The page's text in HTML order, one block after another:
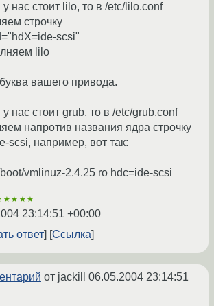
у нас стоит lilo, то в /etc/lilo.conf
строчку
scsi"
lilo
вашего привода.
у нас стоит grub, то в /etc/grub.conf
напротив названия ядра строчку
scsi, например, вот так:
vmlinuz-2.4.25 ro hdc=ide-scsi
23:14:51 +00:00
ответ
Ссылка
от jackill 06.05.2004 23:14:51